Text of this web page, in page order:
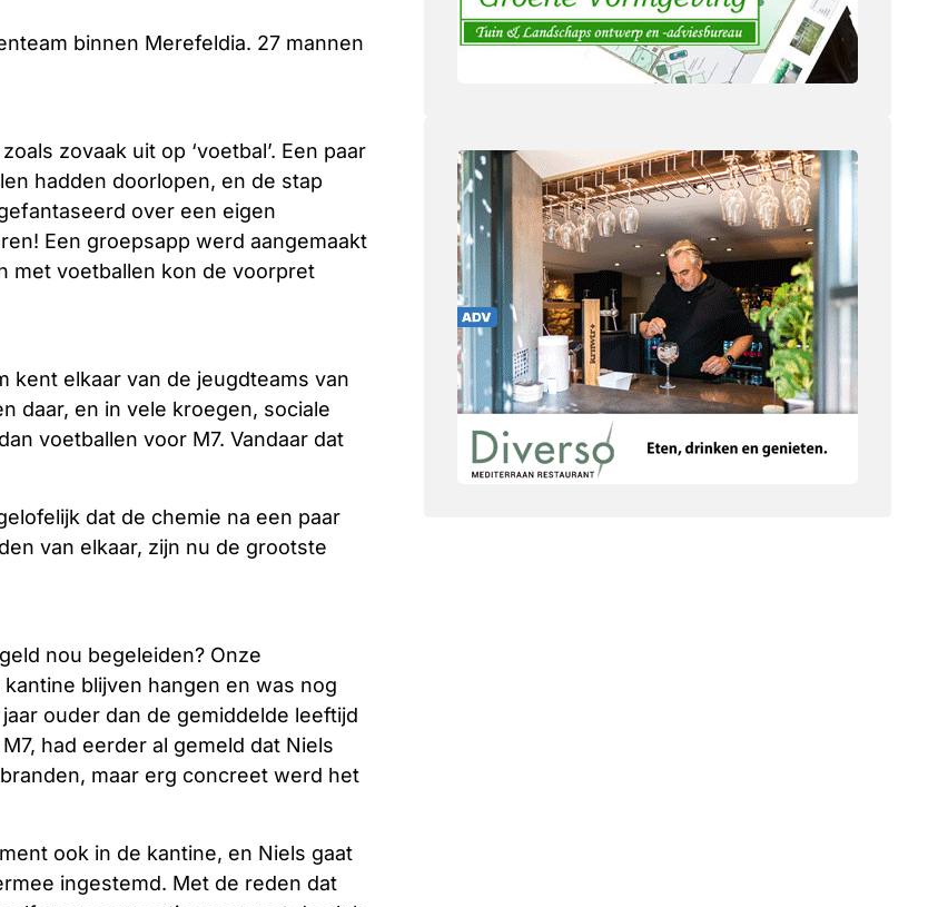
binnen Merefeldia. 27 mannen
zovaak uit op ‘voetbal’. Een paar
hadden doorlopen, en de stap
over een eigen
Een groepsapp werd aangemaakt
met voetballen kon de voorpret
kent elkaar van de jeugdteams van
daar, en in vele kroegen, sociale
voetballen voor M7. Vandaar dat
dat de chemie na een paar
van elkaar, zijn nu de grootste
nou begeleiden? Onze
blijven hangen en was nog
ouder dan de gemiddelde leeftijd
had eerder al gemeld dat Niels
maar erg concreet werd het
ook in de kantine, en Niels gaat
ingestemd. Met de reden dat